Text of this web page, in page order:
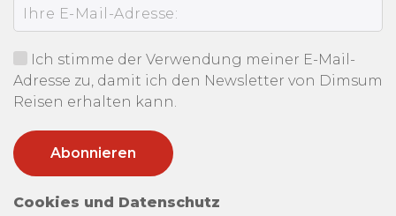
Ich stimme der Verwendung meiner E-Mail-
Adresse zu, damit ich den Newsletter von Dimsum
Reisen erhalten kann.
Cookies und Datenschutz